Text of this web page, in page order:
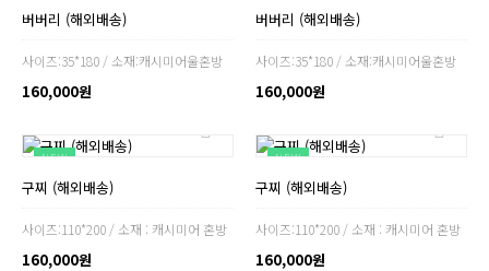
버버리 (해외배송)
사이즈:35*180 / 소재:캐시미어울혼방
160,000원
버버리 (해외배송)
사이즈:35*180 / 소재:캐시미어울혼방
160,000원
NEW
구찌 (해외배송)
사이즈:110*200 / 소재 : 캐시미어 혼방
160,000원
NEW
구찌 (해외배송)
사이즈:110*200 / 소재 : 캐시미어 혼방
160,000원